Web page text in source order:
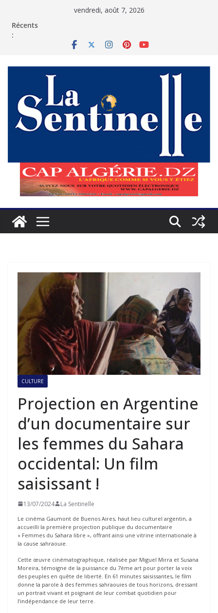
vendredi, août 7, 2026
Récents
:
CULTURE
Projection en Argentine
d’un documentaire sur
les femmes du Sahara
occidental: Un film
saisissant !
13/07/2024 La Sentinelle
Le cinéma Gaumont de Buenos Aires, haut lieu culturel argentin, a
accueilli la première projection publique du documentaire
« Femmes du Sahara libre », offrant ainsi une vitrine internationale à
la cause sahraouie.
Cette œuvre cinématographique, réalisée par Miguel Mirra et Susana
Moreira, témoigne de la puissance du 7ème art pour porter la voix
des peuples en quête de liberté. En 61 minutes saisissantes, le film
donne la parole à des femmes sahraouies de tous horizons, dressant
un portrait vivant et poignant de leur combat quotidien pour
l’indépendance de leur terre.